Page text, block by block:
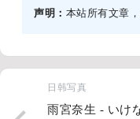
声明： 本站所有文章
日韩写真
雨宮奈生 - いけ